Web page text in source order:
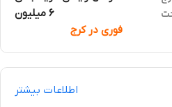
6 میلیون
فوری در کرج
اطلاعات بیشتر